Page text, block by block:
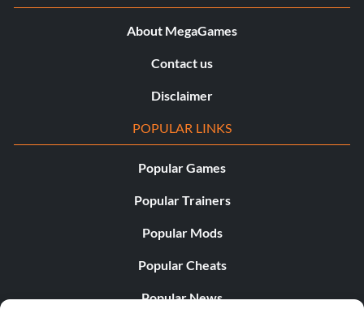
About MegaGames
Contact us
Disclaimer
POPULAR LINKS
Popular Games
Popular Trainers
Popular Mods
Popular Cheats
Popular News